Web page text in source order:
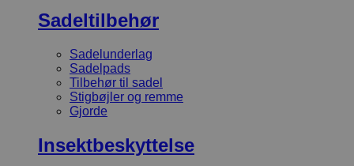
Sadeltilbehør
Sadelunderlag
Sadelpads
Tilbehør til sadel
Stigbøjler og remme
Gjorde
Insektbeskyttelse